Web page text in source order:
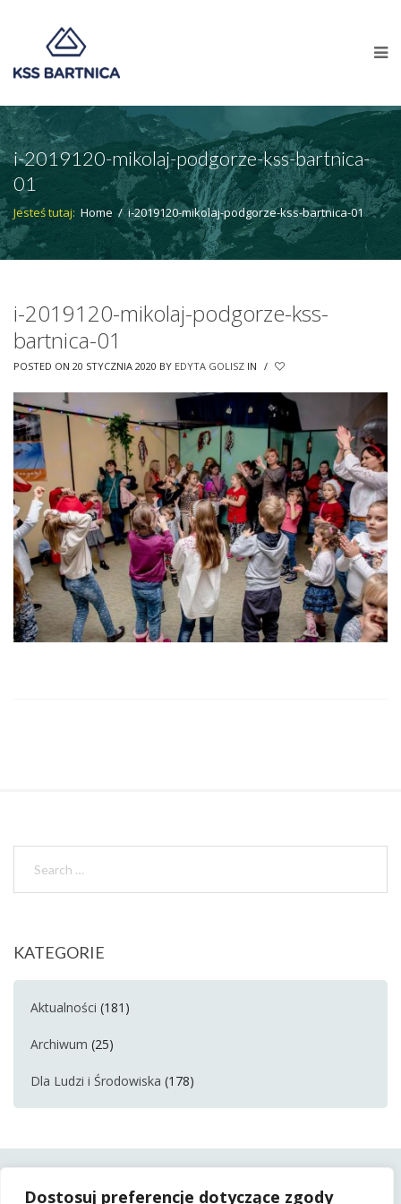
Dostosuj preferencje dotyczące zgody
i-2019120-mikolaj-podgorze-kss-bartnica-
01
Jesteś tutaj: Home / i-2019120-mikolaj-podgorze-kss-bartnica-01
i-2019120-mikolaj-podgorze-kss-
bartnica-01
POSTED ON 20 STYCZNIA 2020 BY EDYTA GOLISZ IN /
KATEGORIE
Aktualności (181)
Archiwum (25)
Dla Ludzi i Środowiska (178)